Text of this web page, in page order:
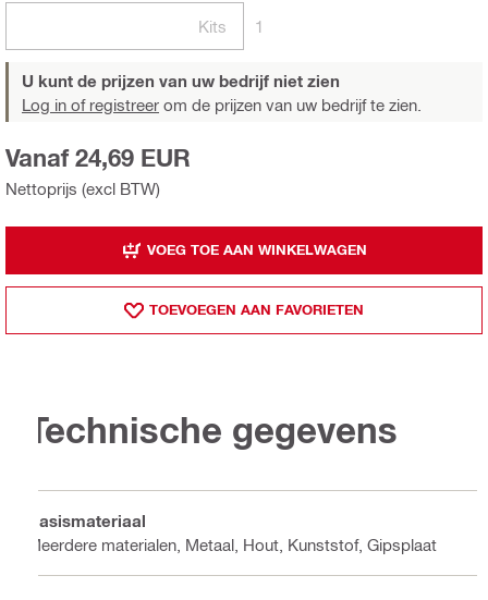
Kits 1
U kunt de prijzen van uw bedrijf niet zien
Log in of registreer om de prijzen van uw bedrijf te zien.
Nettoprijs (excl BTW)
Vanaf 24,69 EUR
VOEG TOE AAN WINKELWAGEN
TOEVOEGEN AAN FAVORIETEN
Technische gegevens
Basismateriaal
Meerdere materialen, Metaal, Hout, Kunststof, Gipsplaat